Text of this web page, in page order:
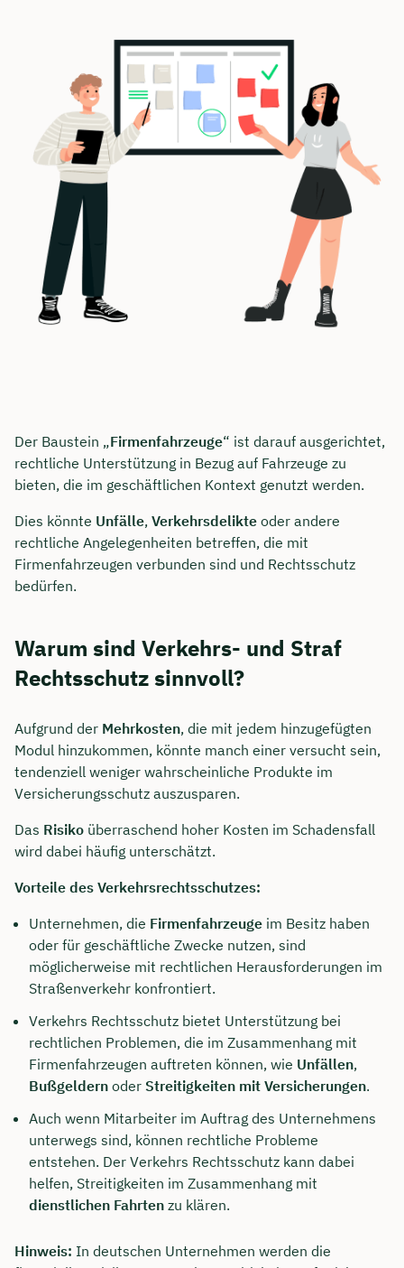
Der Baustein „Firmenfahrzeuge“ ist darauf ausgerichtet,
rechtliche Unterstützung in Bezug auf Fahrzeuge zu
bieten, die im geschäftlichen Kontext genutzt werden.
Dies könnte Unfälle, Verkehrsdelikte oder andere
rechtliche Angelegenheiten betreffen, die mit
Firmenfahrzeugen verbunden sind und Rechtsschutz
bedürfen.
Warum sind Verkehrs- und Straf
Rechtsschutz sinnvoll?
Aufgrund der Mehrkosten, die mit jedem hinzugefügten
Modul hinzukommen, könnte manch einer versucht sein,
tendenziell weniger wahrscheinliche Produkte im
Versicherungsschutz auszusparen.
Das Risiko überraschend hoher Kosten im Schadensfall
wird dabei häufig unterschätzt.
Vorteile des Verkehrsrechtsschutzes:
Unternehmen, die Firmenfahrzeuge im Besitz haben
oder für geschäftliche Zwecke nutzen, sind
möglicherweise mit rechtlichen Herausforderungen im
Straßenverkehr konfrontiert.
Verkehrs Rechtsschutz bietet Unterstützung bei
rechtlichen Problemen, die im Zusammenhang mit
Firmenfahrzeugen auftreten können, wie Unfällen,
Bußgeldern oder Streitigkeiten mit Versicherungen.
Auch wenn Mitarbeiter im Auftrag des Unternehmens
unterwegs sind, können rechtliche Probleme
entstehen. Der Verkehrs Rechtsschutz kann dabei
helfen, Streitigkeiten im Zusammenhang mit
dienstlichen Fahrten zu klären.
Hinweis: In deutschen Unternehmen werden die